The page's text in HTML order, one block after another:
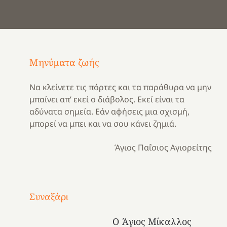
Μηνύματα ζωής
Να κλείνετε τις πόρτες και τα παράθυρα να μην
μπαίνει απ’ εκεί ο διάβολος. Εκεί είναι τα
αδύνατα σημεία. Εάν αφήσεις μια σχισμή,
μπορεί να μπει και να σου κάνει ζημιά.
Άγιος Παΐσιος Αγιορείτης
Συναξάρι
Ο Άγιος Μίκαλλος
Μια
και
Κατασκηνωτικές